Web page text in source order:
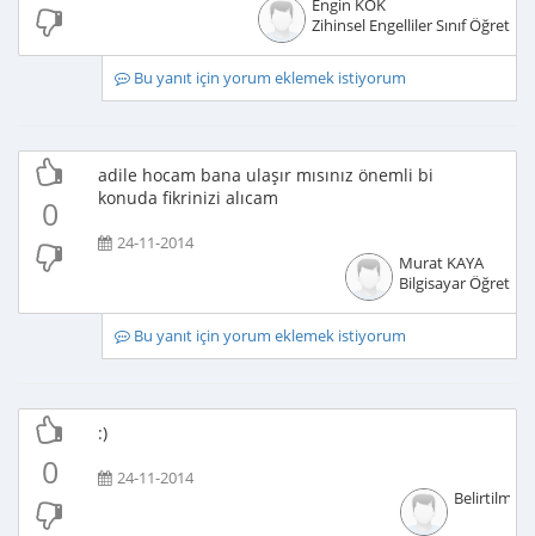
Engin KÖK
Zihinsel Engelliler Sınıf
Bu yanıt için yorum eklemek istiyorum
0
adile hocam bana ulaşır mısınız önemli bi
konuda fikrinizi alıcam
24-11-2014
Murat KAYA
Bilgisayar
Bu yanıt için yorum eklemek istiyorum
0
:)
24-11-2014